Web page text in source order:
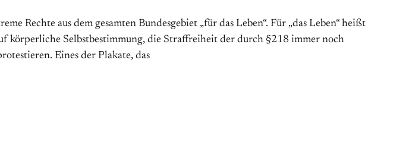
Rech­te aus dem ge­sam­ten Bun­des­ge­biet „für das Leben“. Für „das Leben“ heißt
kör­per­liche Selbstbestimmung, die Straffreiheit der durch §218 immer noch
Ei­nes der Pla­ka­te, das